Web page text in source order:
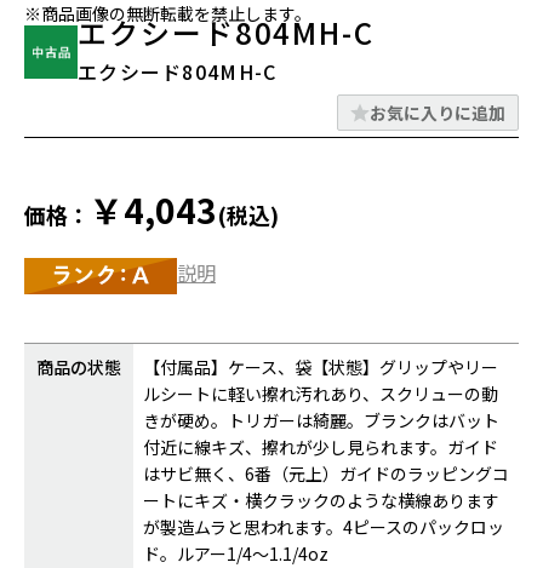
※商品画像の無断転載を禁止します。
エクシード804MH-C
エクシード804MH-C
お気に入りに追加
価格： ￥4,043(税込)
説明
商品の状態
【付属品】ケース、袋【状態】グリップやリー
ルシートに軽い擦れ汚れあり、スクリューの動
きが硬め。トリガーは綺麗。ブランクはバット
付近に線キズ、擦れが少し見られます。ガイド
はサビ無く、6番（元上）ガイドのラッピングコ
ートにキズ・横クラックのような横線あります
が製造ムラと思われます。4ピースのパックロッ
ド。ルアー1/4～1.1/4oz